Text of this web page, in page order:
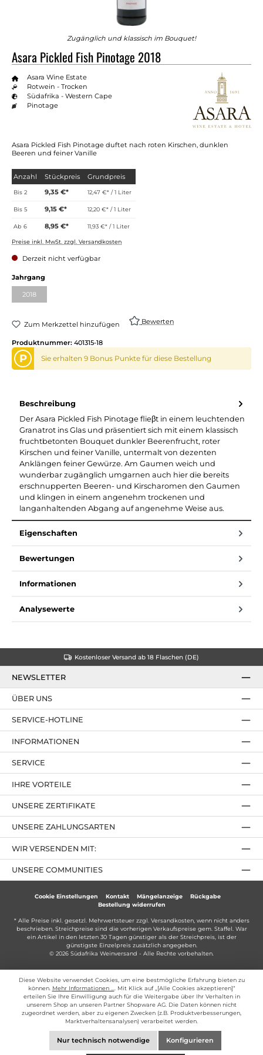
Zugänglich und klassisch im Bouquet!
Asara Pickled Fish Pinotage 2018
Asara Wine Estate
Rotwein - Trocken
Südafrika - Western Cape
Pinotage
Asara Pickled Fish Pinotage duftet nach roten Kirschen, dunklen
Beeren und feiner Vanille
Anzahl Stückpreis Grundpreis
Bis2 9,35 €* 12,47 €* / 1 Liter
Bis5 9,15 €* 12,20 €* / 1 Liter
Ab6 8,95 €* 11,93 €* / 1 Liter
Preise inkl. MwSt. zzgl. Versandkosten
Derzeit nicht verfügbar
Jahrgang
2018(Diese Option ist zurzeit nicht verfügbar.)
Zum Merkzettel hinzufügen Bewerten
Produktnummer: 401315-18
P Sie erhalten 9 Bonus Punkte für diese Bestellung
Beschreibung
Der Asara Pickled Fish Pinotage flieβt in einem leuchtenden
Granatrot ins Glas und präsentiert sich mit einem klassisch
fruchtbetonten Bouquet dunkler Beerenfrucht, roter
Kirschen und feiner Vanille, untermalt von dezenten
Anklängen feiner Gewürze. Am Gaumen weich und
wunderbar zugänglich umgarnen auch hier die bereits
erschnupperten Beeren- und Kirscharomen den Gaumen
und klingen in einem angenehm trockenen und
langanhaltenden Abgang auf angenehme Weise aus.
Eigenschaften
Bewertungen
Informationen
Analysewerte
Kostenloser Versand ab 18 Flaschen (DE)
NEWSLETTER
SERVICE-HOTLINE
IHRE VORTEILE
UNSERE ZAHLUNGSARTEN
ÜBER UNS
UNSERE ZERTIFIKATE
INFORMATIONEN
SERVICE
UNSERE COMMUNITIES
WIR VERSENDEN MIT:
Cookie Einstellungen Kontakt Mängelanzeige
Rückgabe
Bestellung widerrufen
* Alle Preise inkl. gesetzl. Mehrwertsteuer zzgl. Versandkosten, wenn nicht anders
beschrieben. Streichpreise sind die vorherigen Verkaufspreise gem. Staffel. War
ein Artikel in den letzten 30 Tagen günstiger als der Streichpreis, ist der
günstigste Einzelpreis zusätzlich angegeben.
© 2026 Südafrika Weinversand - Alle Rechte vorbehalten.
Diese Website verwendet Cookies, um eine bestmögliche Erfahrung bieten zu
können. Mehr Informationen ...
. Mit Klick auf „[Alle Cookies akzeptieren]“
erteilen Sie Ihre Einwilligung auch für die Weitergabe über Ihr Verhalten in
unserem Shop an unseren Partner Shopware AG. Die Daten können nicht
zugeordnet werden, aber zu eigenen Zwecken (z.B. Produktverbesserungen,
Marktverhaltensanalysen) verarbeitet werden.
Nur technisch notwendige Konfigurieren